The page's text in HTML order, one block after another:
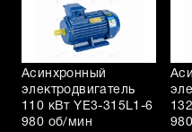
Асинхронный
электродвигатель
110 кВт YE3-315L1-6
980 об/мин